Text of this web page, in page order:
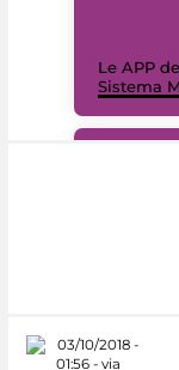
Le APP
Sistema